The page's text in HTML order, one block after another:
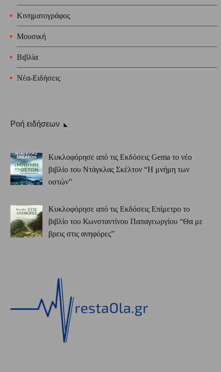
Κινηματογράφος
Μουσική
Βιβλία
Νέα-Ειδήσεις
Ροή ειδήσεων
Κυκλοφόρησε από τις Εκδόσεις Gema το νέο
βιβλίο του Ντάγκλας Σκέλτον “Η μνήμη των
οστών”
Κυκλοφόρησε από τις Εκδόσεις Επίμετρο το
βιβλίο του Κωνσταντίνου Παπαγεωργίου “Θα με
βρεις στις ανηφόρες”